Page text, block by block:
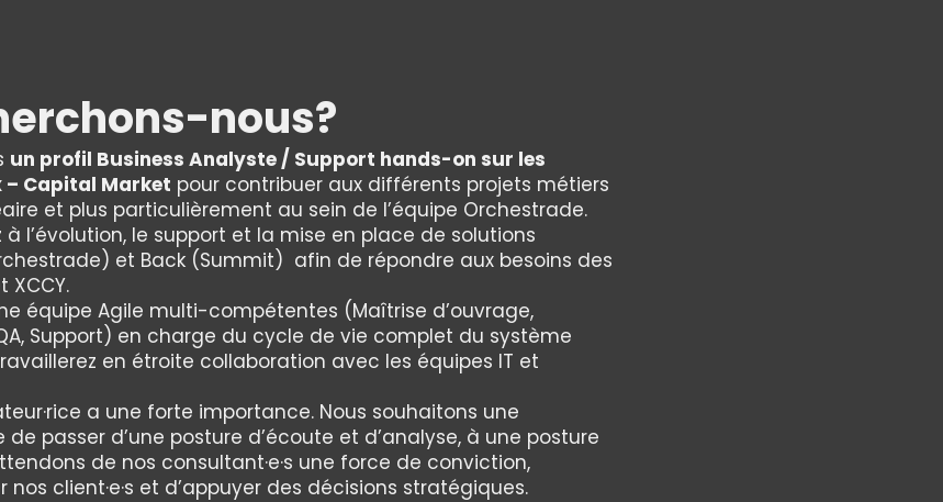
nous?
un profil Business Analyste / Support hands-on sur les
Capital Market pour contribuer aux différents projets métiers
et plus particulièrement au sein de l’équipe Orchestrade.
à l’évolution, le support et la mise en place de solutions
et Back (Summit) afin de répondre aux besoins des
XCCY.
équipe Agile multi-compétentes (Maîtrise d’ouvrage,
Support) en charge du cycle de vie complet du système
en étroite collaboration avec les équipes IT et
a une forte importance. Nous souhaitons une
passer d’une posture d’écoute et d’analyse, à une posture
de nos consultant·e·s une force de conviction,
nos client·e·s et d’appuyer des décisions stratégiques.